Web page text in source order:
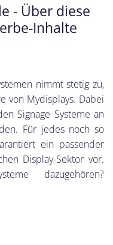
- Über diese
Inhalte
nimmt stetig zu,
von Mydisplays. Dabei
Signage Systeme an
Für jedes noch so
ein passender
Display-Sektor vor.
dazugehören?